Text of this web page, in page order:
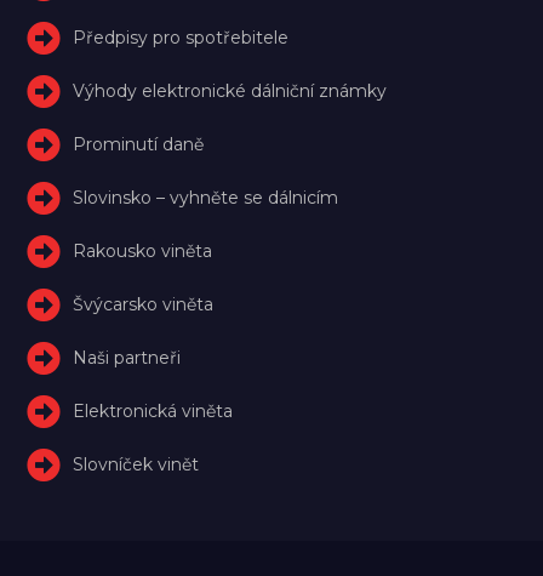
Předpisy pro spotřebitele
Výhody elektronické dálniční známky
Prominutí daně
Slovinsko – vyhněte se dálnicím
Rakousko viněta
Švýcarsko viněta
Naši partneři
Elektronická viněta
Slovníček vinět